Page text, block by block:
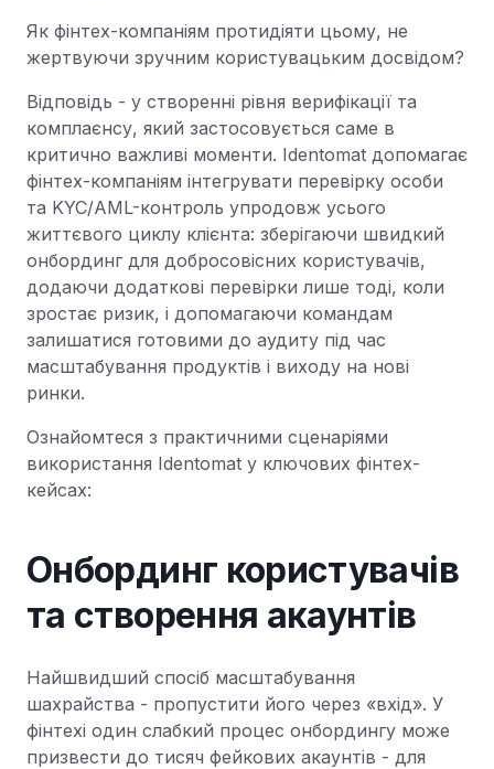
Як фінтех-компаніям протидіяти цьому, не
жертвуючи зручним користувацьким досвідом?
Відповідь - у створенні рівня верифікації та
комплаєнсу, який застосовується саме в
критично важливі моменти. Identomat допомагає
фінтех-компаніям інтегрувати перевірку особи
та KYC/AML-контроль упродовж усього
життєвого циклу клієнта: зберігаючи швидкий
онбординг для добросовісних користувачів,
додаючи додаткові перевірки лише тоді, коли
зростає ризик, і допомагаючи командам
залишатися готовими до аудиту під час
масштабування продуктів і виходу на нові
ринки.
Ознайомтеся з практичними сценаріями
використання Identomat у ключових фінтех-
кейсах:
Онбординг користувачів
та створення акаунтів
Найшвидший спосіб масштабування
шахрайства - пропустити його через «вхід». У
фінтехі один слабкий процес онбордингу може
призвести до тисяч фейкових акаунтів - для